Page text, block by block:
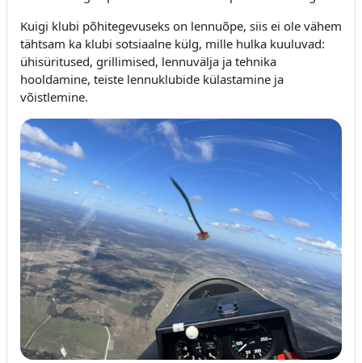
Kuigi klubi põhitegevuseks on lennuõpe, siis ei ole vähem
tähtsam ka klubi sotsiaalne külg, mille hulka kuuluvad:
ühisüritused, grillimised, lennuvälja ja tehnika
hooldamine, teiste lennuklubide külastamine ja
võistlemine.